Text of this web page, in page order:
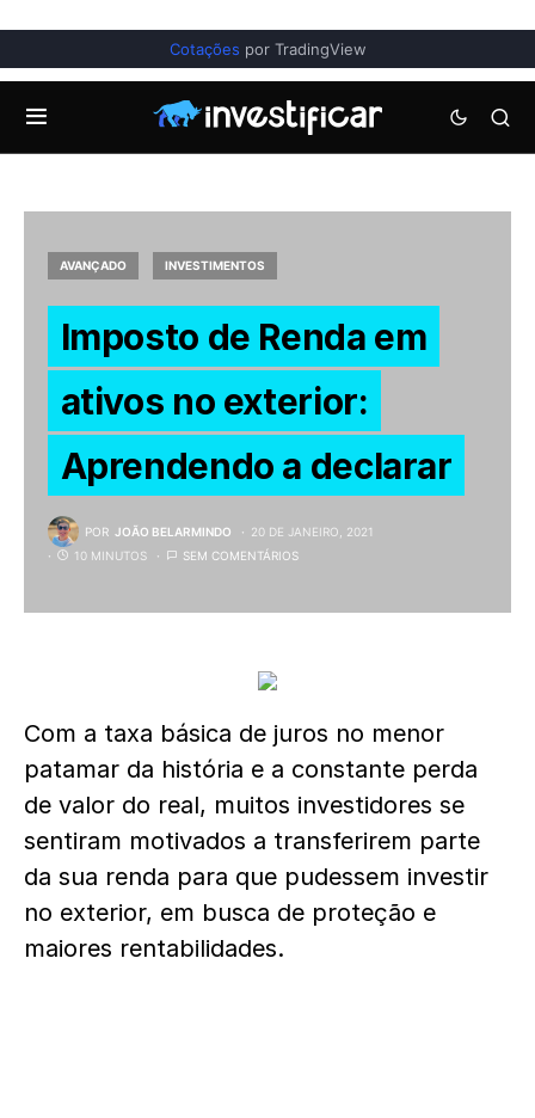
Cotações por TradingView
AVANÇADO INVESTIMENTOS
Imposto de Renda em
ativos no exterior:
Aprendendo a declarar
POR JOÃO BELARMINDO
20 DE JANEIRO, 2021
10 MINUTOS
SEM COMENTÁRIOS
Com a taxa básica de juros no menor
patamar da história e a constante perda
de valor do real, muitos investidores se
sentiram motivados a transferirem parte
da sua renda para que pudessem investir
no exterior, em busca de proteção e
maiores rentabilidades.